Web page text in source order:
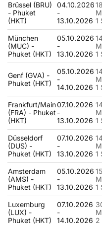
Brüssel (BRU)
- Phuket
(HKT)
04.10.2026
-
13.10.2026 1
München
(MUC) -
Phuket (HKT)
05.10.2026
-
13.10.2026 1
Genf (GVA) -
Phuket (HKT)
05.10.2026
-
14.10.2026 1
Frankfurt/Main
(FRA) - Phuket
(HKT)
07.10.2026
-
13.10.2026 1
Düsseldorf
(DUS) -
Phuket (HKT)
07.10.2026
-
13.10.2026 1
Amsterdam
(AMS) -
Phuket (HKT)
05.10.2026
-
13.10.2026 1
Luxemburg
(LUX) -
Phuket (HKT)
07.10.2026
-
14.10.2026 2